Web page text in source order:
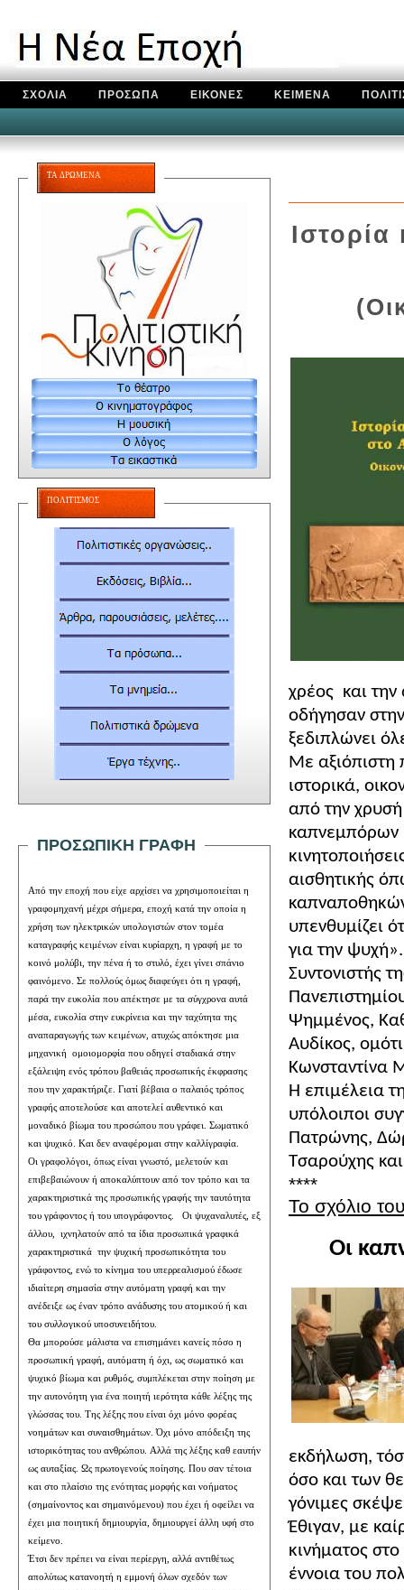
ΣΧΟΛΙΑ ΠΡΟΣΩΠΑ ΕΙΚΟΝΕΣ ΚΕΙΜΕΝΑ
χρέος και
οδήγησαν
ξεδιπλώνει
Με αξιόπιστη
ιστορικά,
από την
καπνεμπόρων
αισθητικής
υπενθυμίζει
για την ψυχή».
Συντονιστής
Ψημμένος,
Αυδίκος,
Κωνσταντίνα
Η επιμέλεια
υπόλοιποι
Πατρώνης,
Τσαρούχης
****
To σχόλιο
Οι
εκδήλωση,
όσο και των
γόνιμες
Έθιγαν, με
κινήματος
έννοια του
ΤΑ ΔΡΩΜΕΝΑ
ΠΟΛΙΤΙΣΜΟΣ
ΠΡΟΣΩΠΙΚΗ ΓΡΑΦΗ
Από την εποχή που είχε αρχίσει να χρησιμοποιείται η
γραφομηχανή μέχρι σήμερα, εποχή κατά την οποία η
χρήση των ηλεκτρικών υπολογιστών στον τομέα
καταγραφής κειμένων είναι κυρίαρχη, η γραφή με το
κοινό μολύβι, την πένα ή το στυλό, έχει γίνει σπάνιο
φαινόμενο. Σε πολλούς όμως διαφεύγει ότι η γραφή,
παρά την ευκολία που απέκτησε με τα σύγχρονα αυτά
μέσα, ευκολία στην ευκρίνεια και την ταχύτητα της
αναπαραγωγής των κειμένων, ατυχώς απόκτησε μια
μηχανική
ομοιομορφία που οδηγεί σταδιακά στην
εξάλειψη ενός τρόπου βαθειάς προσωπικής έκφρασης
που την χαρακτήριζε. Γιατί βέβαια ο παλαιός τρόπος
γραφής αποτελούσε και αποτελεί αυθεντικό και
μοναδικό βίωμα του προσώπου που γράφει. Σωματικό
και ψυχικό.
Και δεν αναφέρομαι στην καλλίγραφία.
Οι γραφολόγοι, όπως είναι γνωστό, μελετούν και
επιβεβαιώνουν ή αποκαλύπτουν από τον τρόπο και τα
χαρακτηριστικά της προσωπικής γραφής την ταυτότητα
του γράφοντος ή του υπογράφοντος.
Οι ψυχαναλυτές, εξ
άλλου,
ιχνηλατούν από τα ίδια προσωπικά γραφικά
χαρακτηριστικά την ψυχική προσωπικότητα του
γράφοντος, ενώ το κίνημα του υπερρεαλισμού έδωσε
ιδιαίτερη σημασία στην αυτόματη γραφή και την
ανέδειξε ως έναν τρόπο ανάδυσης του ατομικού ή και
του συλλογικού υποσυνειδήτου.
Θα μπορούσε μάλιστα να επισημάνει κανείς πόσο η
προσωπική γραφή, αυτόματη ή όχι, ως σωματικό και
ψυχικό βίωμα και ρυθμός, συμπλέκεται στην ποίηση με
την αυτονόητη για ένα ποιητή ιερότητα κάθε λέξης της
γλώσσας του. Της λέξης που είναι όχι μόνο φορέας
νοημάτων και συναισθημάτων. Όχι μόνο απόδειξη της
ιστορικότητας του ανθρώπου. Αλλά της λέξης καθ εαυτήν
ως αυταξίας. Ως πρωτογενούς ποίησης. Που σαν τέτοια
και στο πλαίσιο της ενότητας μορφής και νοήματος
(σημαίνοντος και σημαινόμενου) που έχει ή οφείλει να
έχει μια ποιητική δημιουργία, δημιουργεί άλλη υφή στο
κείμενο.
Έτσι δεν πρέπει να είναι περίεργη, αλλά αντιθέτως
απολύτως κατανοητή η εμμονή όλων σχεδόν των